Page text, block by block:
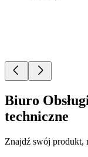
Biuro
techniczne
Znajdź swój produkt,